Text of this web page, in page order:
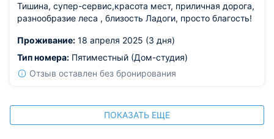
Тишина, супер-сервис,красота мест, приличная дорога,
разнообразие леса , близость Ладоги, просто благость!
Проживание: 18 апреля 2025 (3 дня)
Тип номера: Пятиместный (Дом-студия)
Отзыв оставлен без бронирования
ПОКАЗАТЬ ЕЩЕ